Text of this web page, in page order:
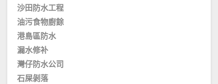
沙田防水工程
油污食物廚餘
港島區防水
漏水修补
灣仔防水公司
石屎剝落